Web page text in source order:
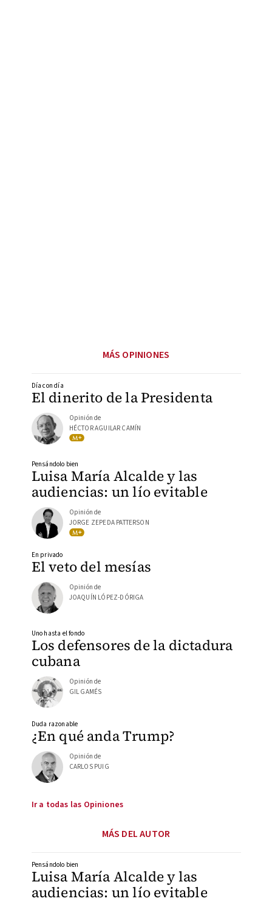
MÁS OPINIONES
El dinerito de la Presidenta
Día con día
Opinión de
HÉCTOR AGUILAR CAMÍN
Luisa María Alcalde y las
audiencias: un lío evitable
Pensándolo bien
Opinión de
JORGE ZEPEDA PATTERSON
El veto del mesías
En privado
Opinión de
JOAQUÍN LÓPEZ-DÓRIGA
Los defensores de la dictadura
cubana
Uno hasta el fondo
Opinión de
GIL GAMÉS
¿En qué anda Trump?
Duda razonable
Opinión de
CARLOS PUIG
Ir a todas las Opiniones
MÁS DEL AUTOR
Luisa María Alcalde y las
audiencias: un lío evitable
Pensándolo bien